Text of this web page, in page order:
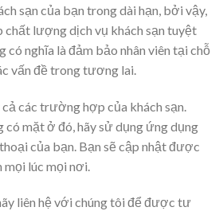
sạn của bạn trong dài hạn, bởi vậy,
chất lượng dịch vụ khách sạn tuyệt
có nghĩa là đảm bảo nhân viên tại chỗ
vấn đề trong tương lai.
các trường hợp của khách sạn.
có mặt ở đó, hãy sử dụng ứng dụng
của bạn. Bạn sẽ cập nhật được
mọi lúc mọi nơi.
liên hệ với chúng tôi để được tư